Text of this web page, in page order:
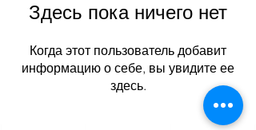
Здесь пока ничего нет
Когда этот пользователь добавит
информацию о себе, вы увидите ее
здесь.